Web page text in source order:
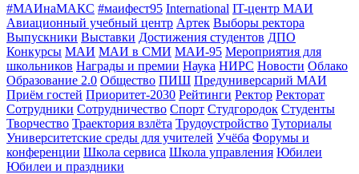
#МАИнаМАКС #маифест95 International IT-центр МАИ
Авиационный учебный центр Артек Выборы ректора
Выпускники Выставки Достижения студентов ДПО
Конкурсы МАИ МАИ в СМИ МАИ-95 Мероприятия для
школьников Награды и премии Наука НИРС Новости Облако
Образование 2.0 Общество ПИШ Предуниверсарий МАИ
Приём гостей Приоритет-2030 Рейтинги Ректор Ректорат
Сотрудники Сотрудничество Спорт Студгородок Студенты
Творчество Траектория взлёта Трудоустройство Туториалы
Университетские среды для учителей Учёба Форумы и
конференции Школа сервиса Школа управления Юбилеи
Юбилеи и праздники